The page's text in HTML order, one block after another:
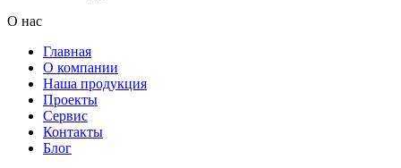
О нас
Главная
О компании
Наша продукция
Проекты
Сервис
Контакты
Блог